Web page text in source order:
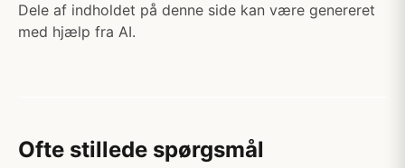
Dele af indholdet på denne side kan være genereret
med hjælp fra AI.
Ofte stillede spørgsmål